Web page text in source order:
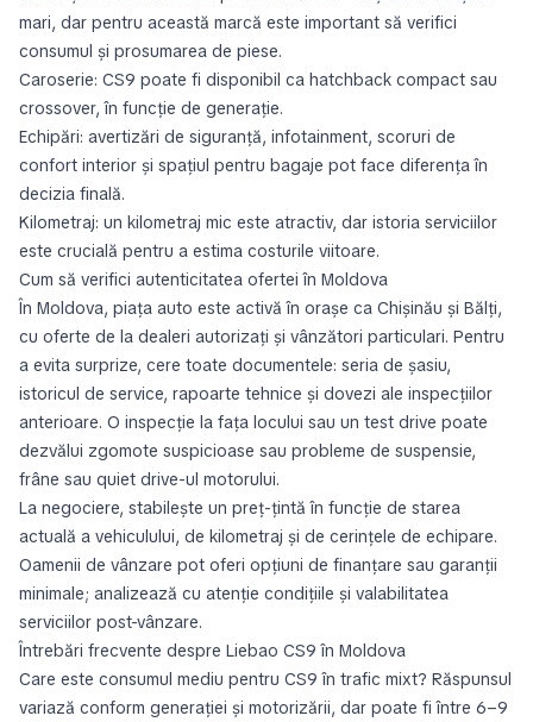
mari, dar pentru această marcă este important să verifici
consumul și prosumarea de piese.
Caroserie: CS9 poate fi disponibil ca hatchback compact sau
crossover, în funcție de generație.
Echipări: avertizări de siguranță, infotainment, scoruri de
confort interior și spațiul pentru bagaje pot face diferența în
decizia finală.
Kilometraj: un kilometraj mic este atractiv, dar istoria serviciilor
este crucială pentru a estima costurile viitoare.
Cum să verifici autenticitatea ofertei în Moldova
În Moldova, piața auto este activă în orașe ca Chișinău și Bălți,
cu oferte de la dealeri autorizați și vânzători particulari. Pentru
a evita surprize, cere toate documentele: seria de șasiu,
istoricul de service, rapoarte tehnice și dovezi ale inspecțiilor
anterioare. O inspecție la fața locului sau un test drive poate
dezvălui zgomote suspicioase sau probleme de suspensie,
frâne sau quiet drive-ul motorului.
La negociere, stabilește un preț-țintă în funcție de starea
actuală a vehiculului, de kilometraj și de cerințele de echipare.
Oamenii de vânzare pot oferi opțiuni de finanțare sau garanții
minimale; analizează cu atenție condițiile și valabilitatea
serviciilor post-vânzare.
Întrebări frecvente despre Liebao CS9 în Moldova
Care este consumul mediu pentru CS9 în trafic mixt? Răspunsul
variază conform generației și motorizării, dar poate fi între 6–9